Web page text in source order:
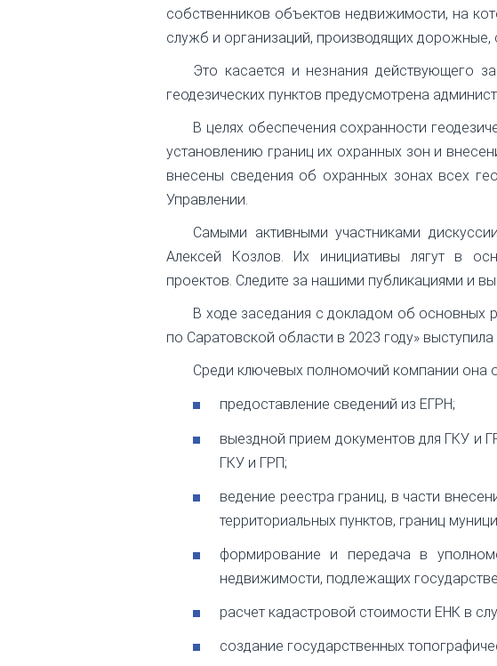
собственников объектов недвижимости, на
служб и организаций, производящих дорожные,
Это касается и незнания действующего
геодезических пунктов предусмотрена
В целях обеспечения сохранности
установлению границ их охранных зон и
внесены сведения об охранных зонах всех
Управлении.
Самыми активными участниками
Алексей Козлов. Их инициативы лягут в
проектов. Следите за нашими публикациями и вы
В ходе заседания с докладом об основных
по Саратовской области в 2023 году»
Среди ключевых полномочий компании она
предоставление сведений из ЕГРН;
выездной прием документов для ГКУ и
ГКУ и ГРП;
ведение реестра границ, в части
территориальных пунктов, границ
формирование и передача в
недвижимости, подлежащих
расчет кадастровой стоимости ЕНК в
создание государственных